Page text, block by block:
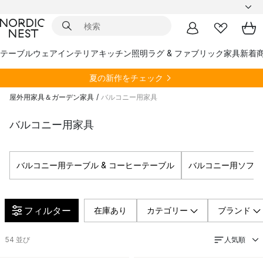
テーブルウェアインテリアキッチン照明ラグ & ファブリック家具新着
夏の新作をチェック
屋外用家具＆ガーデン家具 / バルコニー用家具
バルコニー用家具
バルコニー用テーブル & コーヒーテーブル バルコニー用ソファ
フィルター 在庫あり カテゴリー ブランド
54 並び 人気順